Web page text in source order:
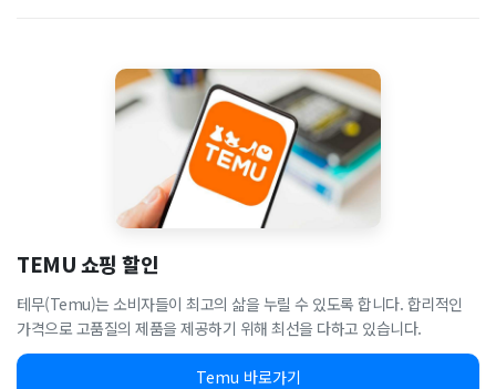
TEMU 쇼핑 할인
테무(Temu)는 소비자들이 최고의 삶을 누릴 수 있도록 합니다. 합리적인
가격으로 고품질의 제품을 제공하기 위해 최선을 다하고 있습니다.
Temu 바로가기